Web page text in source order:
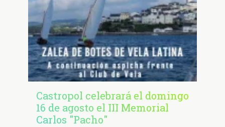
Castropol celebrará el domingo
16 de agosto el III Memorial
Carlos "Pacho"